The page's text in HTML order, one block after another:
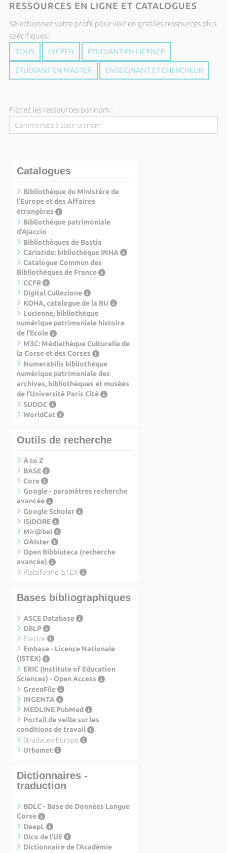
RESSOURCES EN LIGNE ET CATALOGUES
Sélectionnez votre profil pour voir en gras les ressources plus
spécifiques :
TOUS
LYCÉEN ÉTUDIANT EN LICENCE
ÉTUDIANT EN MASTER ENSEIGNANT ET CHERCHEUR
Filtrez les ressources par nom :
Catalogues
Bibliothèque du Ministère de
l'Europe et des Affaires
étrangères
Bibliothèque patrimoniale
d'Ajaccio
Bibliothèques de Bastia
Cariatide: bibliothèque INHA
Catalogue Commun des
Bibliothèques de France
CCFR
Digital Cullezione
KOHA, catalogue de la BU
Lucienne, bibliothèque
numérique patrimoniale histoire
de l'Ecole
M3C: Médiathèque Culturelle de
la Corse et des Corses
Numerabilis bibliothèque
numérique patrimoniale des
archives, bibliothèques et musées
de l’Université Paris Cité
SUDOC
WorldCat
Outils de recherche
A to Z
BASE
Core
Google - paramètres recherche
avancée
Google Scholar
ISIDORE
Mir@bel
OAIster
Open Bibbiuteca (recherche
avancée)
Plateforme ISTEX
Bases bibliographiques
ASCE Database
DBLP
Electre
Embase - Licence Nationale
(ISTEX)
ERIC (Institute of Education
Sciences) - Open Access
GreenFile
INGENTA
MEDLINE PubMed
Portail de veille sur les
conditions de travail
StradaLex Europe
Urbamet
Dictionnaires -
traduction
BDLC - Base de Données Langue
Corse
DeepL
Dico de l'UE
Dictionnaire de l’Académie